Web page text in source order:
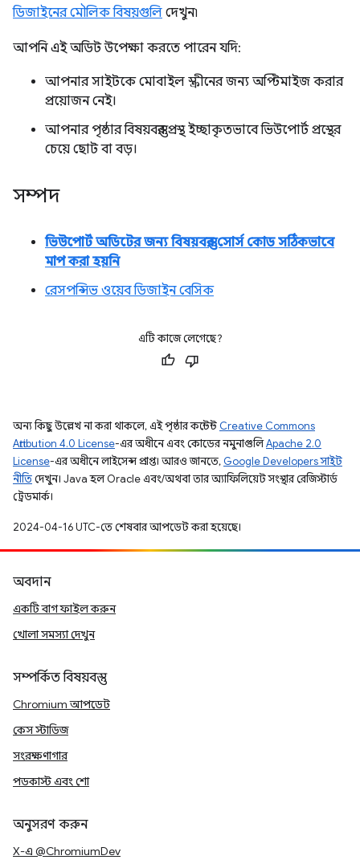
ডিজাইনের মৌলিক বিষয়গুলি দেখুন৷
আপনি এই অডিট উপেক্ষা করতে পারেন যদি:
আপনার সাইটকে মোবাইল স্ক্রীনের জন্য অপ্টিমাইজ করার
প্রয়োজন নেই।
আপনার পৃষ্ঠার বিষয়বস্তুর প্রস্থ ইচ্ছাকৃতভাবে ভিউপোর্ট প্রস্থের
চেয়ে ছোট বা বড়।
সম্পদ
ভিউপোর্ট অডিটের জন্য বিষয়বস্তুর সোর্স কোড সঠিকভাবে
মাপ করা হয়নি
রেসপন্সিভ ওয়েব ডিজাইন বেসিক
এটি কাজে লেগেছে?
অন্য কিছু উল্লেখ না করা থাকলে, এই পৃষ্ঠার কন্টেন্ট Creative Commons
Attribution 4.0 License-এর অধীনে এবং কোডের নমুনাগুলিApache 2.0
License-এর অধীনে লাইসেন্স প্রাপ্ত। আরও জানতে, Google Developers সাইট
নীতিদেখুন। Java হল Oracle এবং/অথবা তার অ্যাফিলিয়েট সংস্থার রেজিস্টার্ড
ট্রেডমার্ক।
2024-04-16 UTC-তে শেষবার আপডেট করা হয়েছে।
অবদান
একটি বাগ ফাইল করুন
খোলা সমস্যা দেখুন
সম্পর্কিত বিষয়বস্তু
Chromium আপডেট
কেস স্টাডিজ
সংরক্ষণাগার
পডকাস্ট এবং শো
অনুসরণ করুন
X-এ @ChromiumDev